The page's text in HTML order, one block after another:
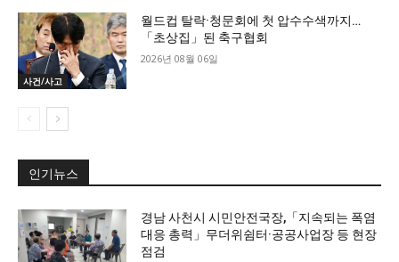
사건/사고
월드컵 탈락·청문회에 첫 압수수색까지…
「초상집」된 축구협회
2026년 08월 06일
인기뉴스
경남 사천시 시민안전국장,「지속되는 폭염
대응 총력」무더위쉼터·공공사업장 등 현장
점검